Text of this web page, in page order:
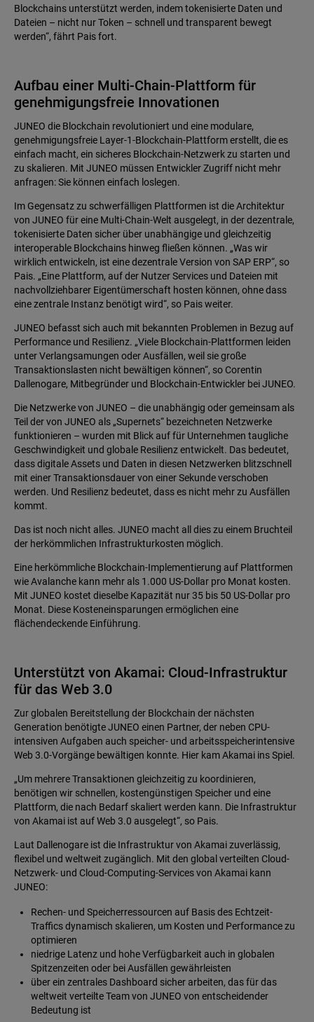
Blockchains unterstützt werden, indem tokenisierte Daten und
Dateien – nicht nur Token – schnell und transparent bewegt
werden“, fährt Pais fort.
Aufbau einer Multi-Chain-Plattform für
genehmigungsfreie Innovationen
JUNEO die Blockchain revolutioniert und eine modulare,
genehmigungsfreie Layer-1-Blockchain-Plattform erstellt, die es
einfach macht, ein sicheres Blockchain-Netzwerk zu starten und
zu skalieren. Mit JUNEO müssen Entwickler Zugriff nicht mehr
anfragen: Sie können einfach loslegen.
Im Gegensatz zu schwerfälligen Plattformen ist die Architektur
von JUNEO für eine Multi-Chain-Welt ausgelegt, in der dezentrale,
tokenisierte Daten sicher über unabhängige und gleichzeitig
interoperable Blockchains hinweg fließen können. „Was wir
wirklich entwickeln, ist eine dezentrale Version von SAP ERP“, so
Pais. „Eine Plattform, auf der Nutzer Services und Dateien mit
nachvollziehbarer Eigentümerschaft hosten können, ohne dass
eine zentrale Instanz benötigt wird“, so Pais weiter.
JUNEO befasst sich auch mit bekannten Problemen in Bezug auf
Performance und Resilienz. „Viele Blockchain-Plattformen leiden
unter Verlangsamungen oder Ausfällen, weil sie große
Transaktionslasten nicht bewältigen können“, so Corentin
Dallenogare, Mitbegründer und Blockchain-Entwickler bei JUNEO.
Die Netzwerke von JUNEO – die unabhängig oder gemeinsam als
Teil der von JUNEO als „Supernets“ bezeichneten Netzwerke
funktionieren – wurden mit Blick auf für Unternehmen taugliche
Geschwindigkeit und globale Resilienz entwickelt. Das bedeutet,
dass digitale Assets und Daten in diesen Netzwerken blitzschnell
mit einer Transaktionsdauer von einer Sekunde verschoben
werden. Und Resilienz bedeutet, dass es nicht mehr zu Ausfällen
kommt.
Das ist noch nicht alles. JUNEO macht all dies zu einem Bruchteil
der herkömmlichen Infrastrukturkosten möglich.
Eine herkömmliche Blockchain-Implementierung auf Plattformen
wie Avalanche kann mehr als 1.000 US-Dollar pro Monat kosten.
Mit JUNEO kostet dieselbe Kapazität nur 35 bis 50 US-Dollar pro
Monat. Diese Kosteneinsparungen ermöglichen eine
flächendeckende Einführung.
Unterstützt von Akamai: Cloud-Infrastruktur
für das Web 3.0
Zur globalen Bereitstellung der Blockchain der nächsten
Generation benötigte JUNEO einen Partner, der neben CPU-
intensiven Aufgaben auch speicher- und arbeitsspeicherintensive
Web 3.0-Vorgänge bewältigen konnte. Hier kam Akamai ins Spiel.
„Um mehrere Transaktionen gleichzeitig zu koordinieren,
benötigen wir schnellen, kostengünstigen Speicher und eine
Plattform, die nach Bedarf skaliert werden kann. Die Infrastruktur
von Akamai ist auf Web 3.0 ausgelegt“, so Pais.
Laut Dallenogare ist die Infrastruktur von Akamai zuverlässig,
flexibel und weltweit zugänglich. Mit den global verteilten Cloud-
Netzwerk- und Cloud-Computing-Services von Akamai kann
JUNEO:
Rechen- und Speicherressourcen auf Basis des Echtzeit-
Traffics dynamisch skalieren, um Kosten und Performance zu
optimieren
niedrige Latenz und hohe Verfügbarkeit auch in globalen
Spitzenzeiten oder bei Ausfällen gewährleisten
über ein zentrales Dashboard sicher arbeiten, das für das
weltweit verteilte Team von JUNEO von entscheidender
Bedeutung ist